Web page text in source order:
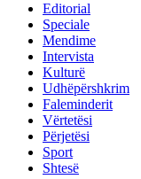
Editorial
Speciale
Mendime
Intervista
Kulturë
Udhëpërshkrim
Faleminderit
Vërtetësi
Përjetësi
Sport
Shtesë